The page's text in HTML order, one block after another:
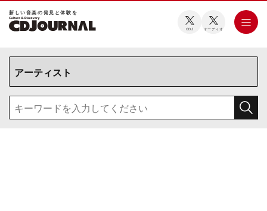
新しい⾳楽の発⾒と体験を
CDJ オーディオ